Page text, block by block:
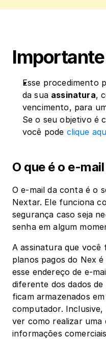
Importante
Esse procedimento
da sua assinatura,
vencimento, para
Se o seu objetivo é
você pode clique
O que é o e-
O e-mail da conta é o
Nextar. Ele funciona
segurança caso seja
senha em algum
A assinatura que você
planos pagos do Nex
esse endereço de e-
diferente dos dados
ficam armazenados
computador.
ver como realizar uma
informações